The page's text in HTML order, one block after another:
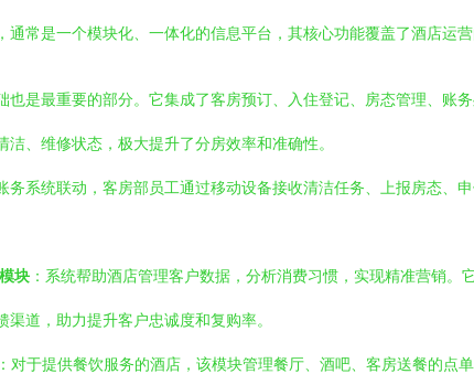
通常是一个模块化、一体化的信息平台，其核心功能覆盖了酒店运营
也是最重要的部分。它集成了客房预订、入住登记、房态管理、
洁、维修状态，极大提升了分房效率和准确性。
务系统联动，客房部员工通过移动设备接收清洁任务、上报房态
块 ：系统帮助酒店管理客户数据，分析消费习惯，实现精准营销
道，助力提升客户忠诚度和复购率。
：对于提供餐饮服务的酒店，该模块管理餐厅、酒吧、客房送餐的点